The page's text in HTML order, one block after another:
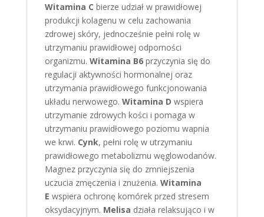
Witamina C bierze udział w prawidłowej
produkcji kolagenu w celu zachowania
zdrowej skóry, jednocześnie pełni rolę w
utrzymaniu prawidłowej odporności
organizmu. Witamina B6 przyczynia się do
regulacji aktywności hormonalnej oraz
utrzymania prawidłowego funkcjonowania
układu nerwowego. Witamina D wspiera
utrzymanie zdrowych kości i pomaga w
utrzymaniu prawidłowego poziomu wapnia
we krwi. Cynk, pełni rolę w utrzymaniu
prawidłowego metabolizmu węglowodanów.
Magnez przyczynia się do zmniejszenia
uczucia zmęczenia i znużenia. Witamina
E wspiera ochronę komórek przed stresem
oksydacyjnym. Melisa działa relaksująco i w